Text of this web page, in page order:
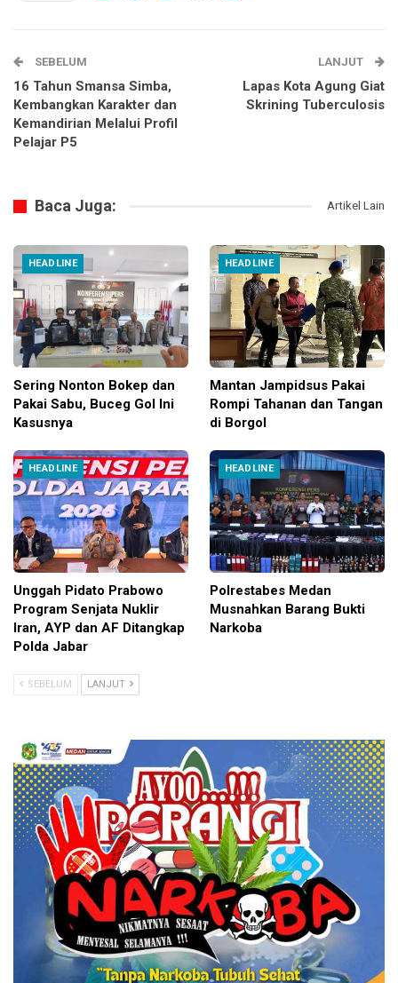
SEBELUM
16 Tahun Smansa Simba,
Kembangkan Karakter dan
Kemandirian Melalui Profil
Pelajar P5
LANJUT
Lapas Kota Agung Giat
Skrining Tuberculosis
Baca Juga: Artikel Lain
HEADLINE
Sering Nonton Bokep dan
Pakai Sabu, Buceg Gol Ini
Kasusnya
HEADLINE
Mantan Jampidsus Pakai
Rompi Tahanan dan Tangan
di Borgol
HEADLINE
Unggah Pidato Prabowo
Program Senjata Nuklir
Iran, AYP dan AF Ditangkap
Polda Jabar
HEADLINE
Polrestabes Medan
Musnahkan Barang Bukti
Narkoba
SEBELUM LANJUT